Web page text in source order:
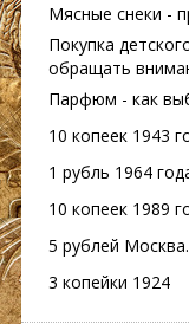
Мясные снеки -
Покупка
обращать
Парфюм - как
10 копеек 1943
1 рубль 1964
10 копеек 1989
5 рублей
3 копейки 1924